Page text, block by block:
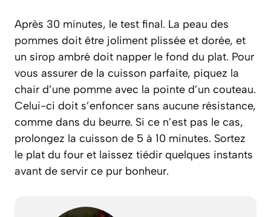
Après 30 minutes, le test final. La peau des
pommes doit être joliment plissée et dorée, et
un sirop ambré doit napper le fond du plat. Pour
vous assurer de la cuisson parfaite, piquez la
chair d’une pomme avec la pointe d’un couteau.
Celui-ci doit s’enfoncer sans aucune résistance,
comme dans du beurre. Si ce n’est pas le cas,
prolongez la cuisson de 5 à 10 minutes. Sortez
le plat du four et laissez tiédir quelques instants
avant de servir ce pur bonheur.